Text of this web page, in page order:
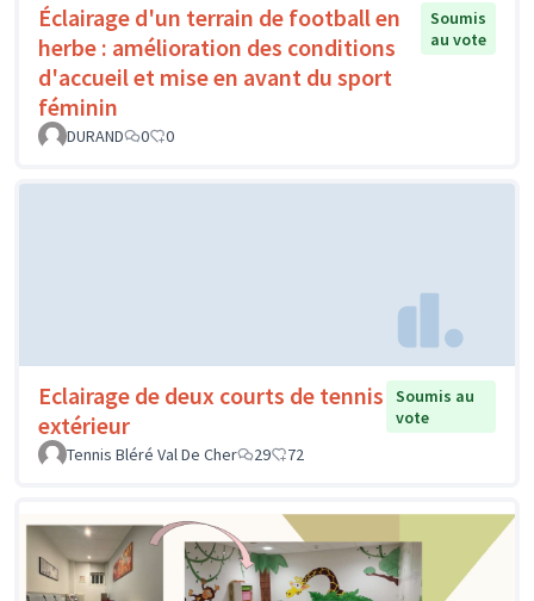
Éclairage d'un terrain de football en
herbe : amélioration des conditions
d'accueil et mise en avant du sport
féminin
Soumis
au vote
DURAND 0 0
Eclairage de deux courts de tennis
extérieur
Soumis au
vote
Tennis Bléré Val De Cher
29 72